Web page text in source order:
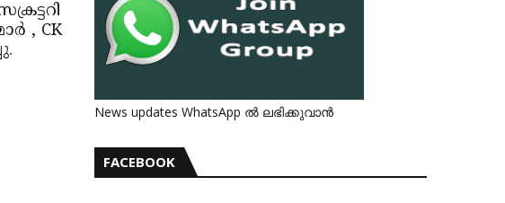
, CK
News updates WhatsApp ൽ ലഭിക്കുവാൻ
FACEBOOK